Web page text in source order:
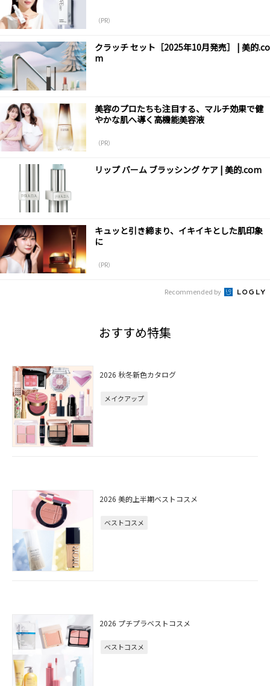
（PR）
クラッチ セット［2025年10月発売］ | 美的.co
m
美容のプロたちも注目する、マルチ効果で健
やかな肌へ導く高機能美容液
（PR）
リップ バーム ブラッシング ケア | 美的.com
キュッと引き締まり、イキイキとした肌印象
に
（PR）
Recommended by
おすすめ特集
2026 秋冬新色カタログ
メイクアップ
2026 美的上半期ベストコスメ
ベストコスメ
2026 プチプラベストコスメ
ベストコスメ